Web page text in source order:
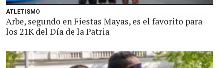
ATLETISMO
Arbe, segundo en Fiestas Mayas, es el favorito para
los 21K del Día de la Patria